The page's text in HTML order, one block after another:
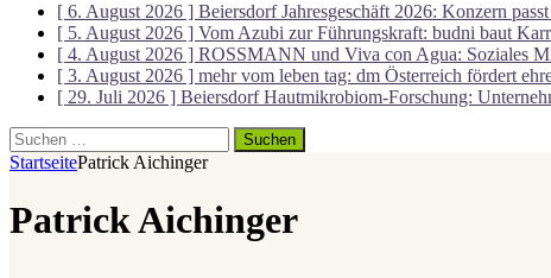
[ 6. August 2026 ] Beiersdorf Jahresgeschäft 2026: Konzern
[ 5. August 2026 ] Vom Azubi zur Führungskraft: budni baut
[ 4. August 2026 ] ROSSMANN und Viva con Agua: Soziales
[ 3. August 2026 ] mehr vom leben tag: dm Österreich fördert
[ 29. Juli 2026 ] Beiersdorf Hautmikrobiom-Forschung:
Suchen
nach:
StartseitePatrick Aichinger
Patrick Aichinger